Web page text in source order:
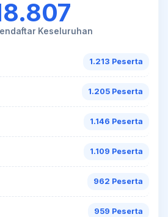
Keseluruhan
1.213 Peserta
1.205 Peserta
1.146 Peserta
1.109 Peserta
962 Peserta
959 Peserta